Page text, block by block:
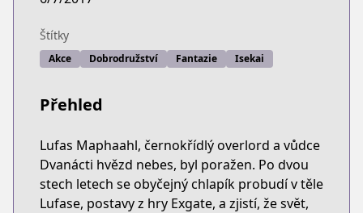
Štítky
Akce Dobrodružství Fantazie Isekai
Přehled
Lufas Maphaahl, černokřídlý overlord a vůdce
Dvanácti hvězd nebes, byl poražen. Po dvou
stech letech se obyčejný chlapík probudí v těle
Lufase, postavy z hry Exgate, a zjistí, že svět,